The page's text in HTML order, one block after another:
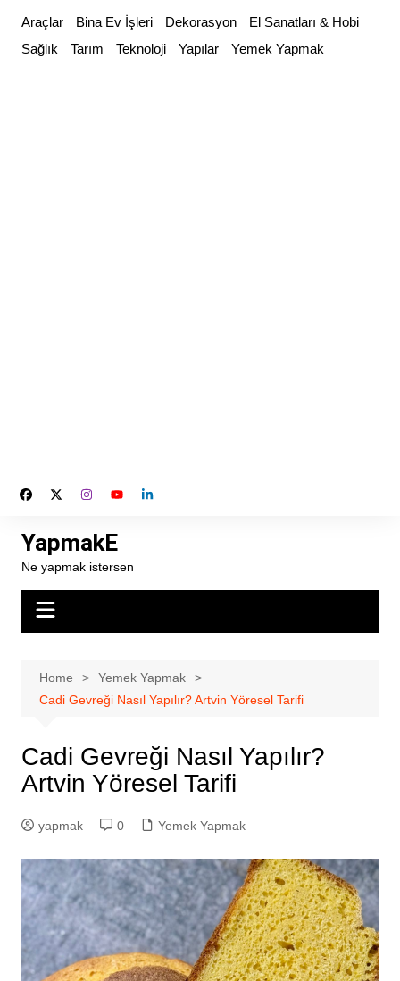
content
Araçlar Bina Ev İşleri Dekorasyon
El Sanatları & Hobi
Sağlık
Tarım Teknoloji Yapılar Yemek Yapmak
YapmakE
Ne yapmak istersen
Home
Yemek Yapmak
Cadi Gevreği Nasıl Yapılır? Artvin Yöresel Tarifi
Cadi Gevreği Nasıl Yapılır?
Artvin Yöresel Tarifi
yapmak 0 Yemek Yapmak